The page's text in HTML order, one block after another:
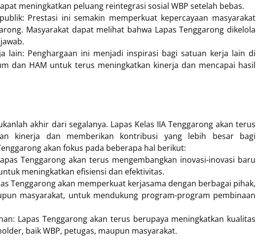
meningkatkan peluang reintegrasi sosial WBP setelah bebas.
Prestasi ini semakin memperkuat kepercayaan masyarakat
Masyarakat dapat melihat bahwa Lapas Tenggarong dikelola
lain: Penghargaan ini menjadi inspirasi bagi satuan kerja lain di
dan HAM untuk terus meningkatkan kinerja dan mencapai hasil
akhir dari segalanya. Lapas Kelas IIA Tenggarong akan terus
kinerja dan memberikan kontribusi yang lebih besar bagi
akan fokus pada beberapa hal berikut:
Tenggarong akan terus mengembangkan inovasi-inovasi baru
meningkatkan efisiensi dan efektivitas.
Tenggarong akan memperkuat kerjasama dengan berbagai pihak,
masyarakat, untuk mendukung program-program pembinaan
Lapas Tenggarong akan terus berupaya meningkatkan kualitas
baik WBP, petugas, maupun masyarakat.